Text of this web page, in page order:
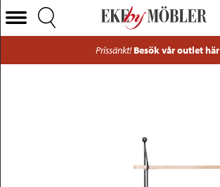
Harlem hylla stål/trä svart/natur
Välj Kategori
Prissänkt! Besök vår outlet här